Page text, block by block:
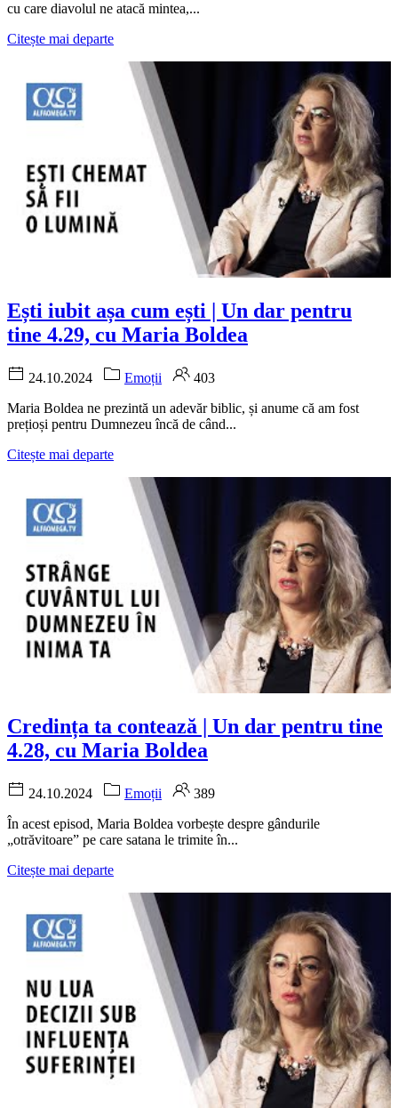
cu care diavolul ne atacă mintea,...
Citește mai departe
Ești iubit așa cum ești | Un dar pentru
tine 4.29, cu Maria Boldea
24.10.2024 Emoții
403
Maria Boldea ne prezintă un adevăr biblic, și anume că am fost
prețioși pentru Dumnezeu încă de când...
Citește mai departe
Credința ta contează | Un dar pentru tine
4.28, cu Maria Boldea
24.10.2024 Emoții
389
În acest episod, Maria Boldea vorbește despre gândurile
„otrăvitoare” pe care satana le trimite în...
Citește mai departe